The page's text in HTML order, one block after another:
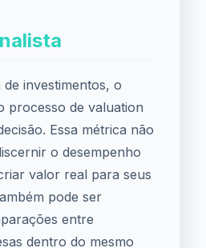
investimentos, o
processo de valuation
Essa métrica não
o desempenho
valor real para seus
pode ser
entre
dentro do mesmo